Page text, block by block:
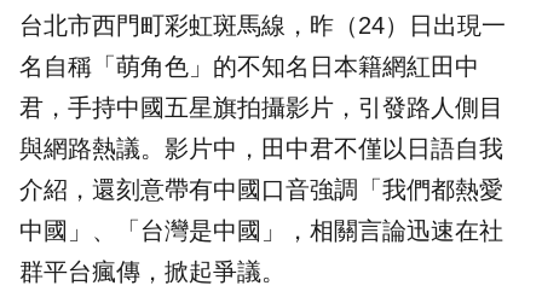
台北市西門町彩虹斑馬線，昨（24）日出現一
名自稱「萌角色」的不知名 日本籍網紅田中
君 ，手持中國五星旗拍攝影片，引發路人側目
與網路熱議。影片中，田中君不僅以日語自我
介紹，還刻意帶有中國口音強調「我們都熱愛
中國」、「台灣是中國」，相關言論迅速在社
群平台瘋傳，掀起爭議。